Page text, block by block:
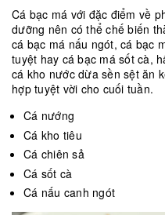
Cá bạc má với đặc điểm về
dưỡng nên có thể chế biến
cá bạc má nấu ngót, cá bạc
tuyệt hay cá bạc má sốt cà,
cá kho nước dừa sền sệt ăn
hợp tuyệt vời cho cuối tuần.
Cá nướng
Cá kho tiêu
Cá chiên sả
Cá sốt cà
Cá nấu canh ngót